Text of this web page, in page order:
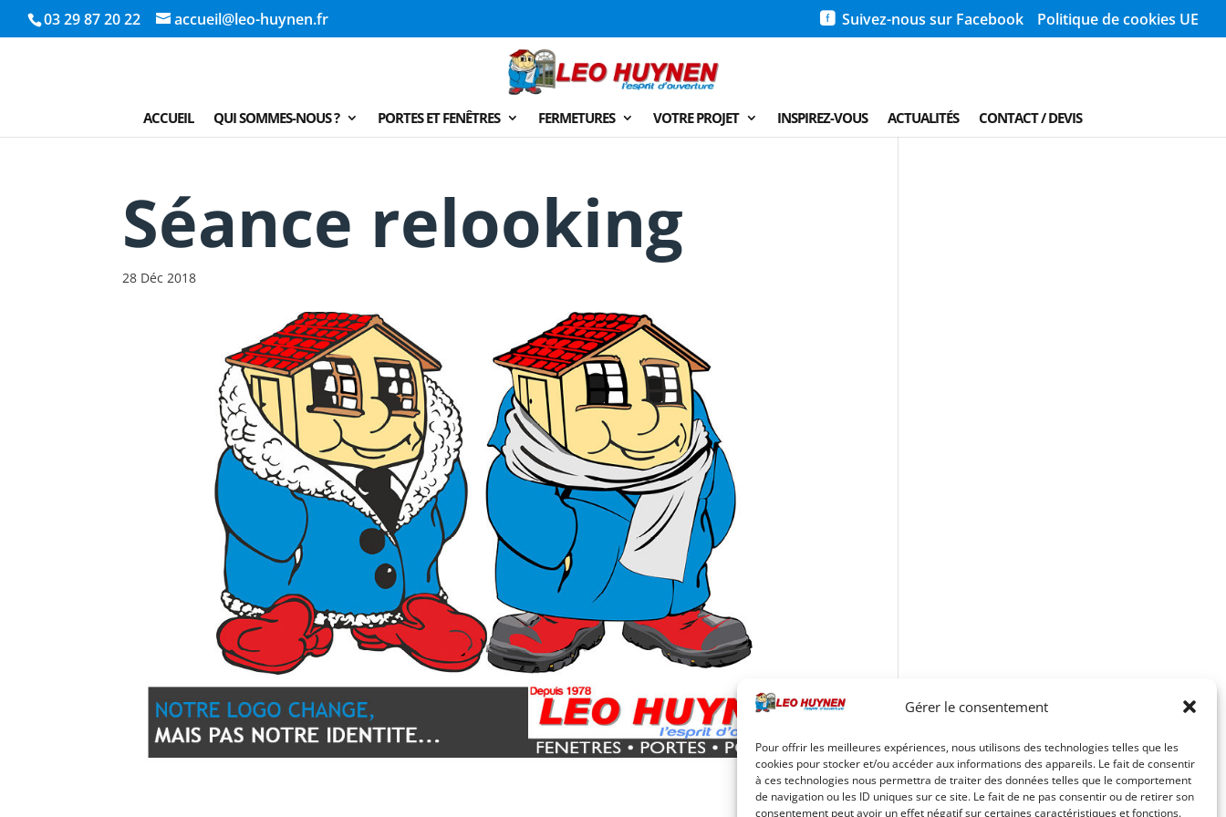
Gérer le consentement
Pour offrir les meilleures expériences, nous utilisons des technologies telles que les
cookies pour stocker et/ou accéder aux informations des appareils. Le fait de consentir
à ces technologies nous permettra de traiter des données telles que le comportement
de navigation ou les ID uniques sur ce site. Le fait de ne pas consentir ou de retirer son
consentement peut avoir un effet négatif sur certaines caractéristiques et fonctions.
03 29 87 20 22 accueil@leo-huynen.fr Suivez-nous sur Facebook Politique de cookies UE
ACCUEIL QUI SOMMES-NOUS ? PORTES ET FENÊTRES FERMETURES VOTRE PROJET INSPIREZ-VOUS ACTUALITÉS CONTACT / DEVIS
Séance relooking
28 Déc 2018